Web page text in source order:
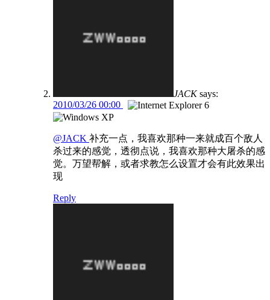
JACK says:
2010/03/26 00:00
@JACK 补充一点，我喜欢那种一来就成百个敌人
杀过来的感觉，透彻点说，我喜欢那种大屠杀的感
觉。万望帮解，或者求教怎么设置才会有此效果出
现
Reply